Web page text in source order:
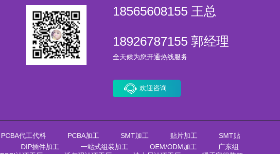
18565608155 王总
18926787155 郭经理
全天候为您开通热线服务
欢迎咨询
PCBA代工代料 PCBA加工 SMT加工 贴片加工
SMT贴
DIP插件加工 一站式组装加工 OEM/ODM加工
广东组